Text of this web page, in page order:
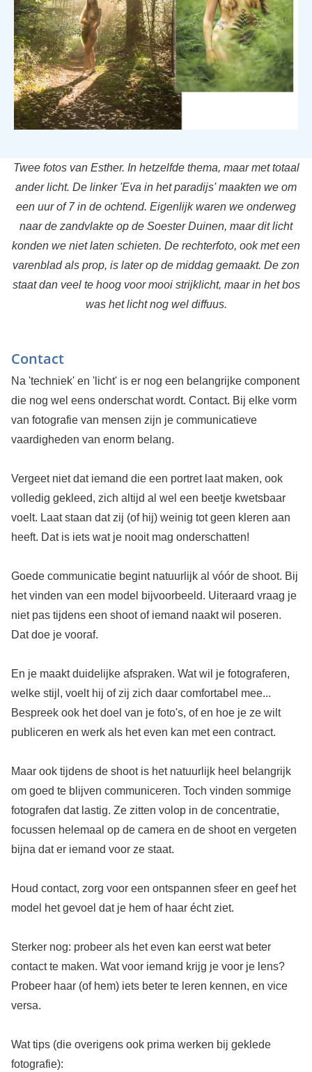
Twee fotos van Esther. In hetzelfde thema, maar met totaal
ander licht. De linker 'Eva in het paradijs' maakten we om
een uur of 7 in de ochtend. Eigenlijk waren we onderweg
naar de zandvlakte op de Soester Duinen, maar dit licht
konden we niet laten schieten. De rechterfoto, ook met een
varenblad als prop, is later op de middag gemaakt. De zon
staat dan veel te hoog voor mooi strijklicht, maar in het bos
was het licht nog wel diffuus.
Contact
Na 'techniek' en 'licht' is er nog een belangrijke component
die nog wel eens onderschat wordt. Contact. Bij elke vorm
van fotografie van mensen zijn je communicatieve
vaardigheden van enorm belang.
Vergeet niet dat iemand die een portret laat maken, ook
volledig gekleed, zich altijd al wel een beetje kwetsbaar
voelt. Laat staan dat zij (of hij) weinig tot geen kleren aan
heeft. Dat is iets wat je nooit mag onderschatten!
Goede communicatie begint natuurlijk al vóór de shoot. Bij
het vinden van een model bijvoorbeeld. Uiteraard vraag je
niet pas tijdens een shoot of iemand naakt wil poseren.
Dat doe je vooraf.
En je maakt duidelijke afspraken. Wat wil je fotograferen,
welke stijl, voelt hij of zij zich daar comfortabel mee...
Bespreek ook het doel van je foto's, of en hoe je ze wilt
publiceren en werk als het even kan met een contract.
Maar ook tijdens de shoot is het natuurlijk heel belangrijk
om goed te blijven communiceren. Toch vinden sommige
fotografen dat lastig. Ze zitten volop in de concentratie,
focussen helemaal op de camera en de shoot en vergeten
bijna dat er iemand voor ze staat.
Houd contact, zorg voor een ontspannen sfeer en geef het
model het gevoel dat je hem of haar écht ziet.
Sterker nog: probeer als het even kan eerst wat beter
contact te maken. Wat voor iemand krijg je voor je lens?
Probeer haar (of hem) iets beter te leren kennen, en vice
versa.
Wat tips (die overigens ook prima werken bij geklede
fotografie):